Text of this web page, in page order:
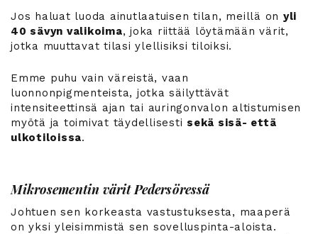
Jos haluat luoda ainutlaatuisen tilan, meillä on yli
40 sävyn valikoima, joka riittää löytämään värit,
jotka muuttavat tilasi ylellisiksi tiloiksi.
Emme puhu vain väreistä, vaan
luonnonpigmenteista, jotka säilyttävät
intensiteettinsä ajan tai auringonvalon altistumisen
myötä ja toimivat täydellisesti sekä sisä- että
ulkotiloissa.
Mikrosementin värit Pedersöressä
Johtuen sen korkeasta vastustuksesta, maaperä
on yksi yleisimmistä sen sovelluspinta-aloista.